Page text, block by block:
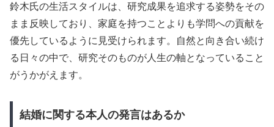
鈴木氏の生活スタイルは、研究成果を追求する姿勢をその
まま反映しており、家庭を持つことよりも学問への貢献を
優先しているように見受けられます。自然と向き合い続け
る日々の中で、研究そのものが人生の軸となっていること
がうかがえます。
結婚に関する本人の発言はあるか